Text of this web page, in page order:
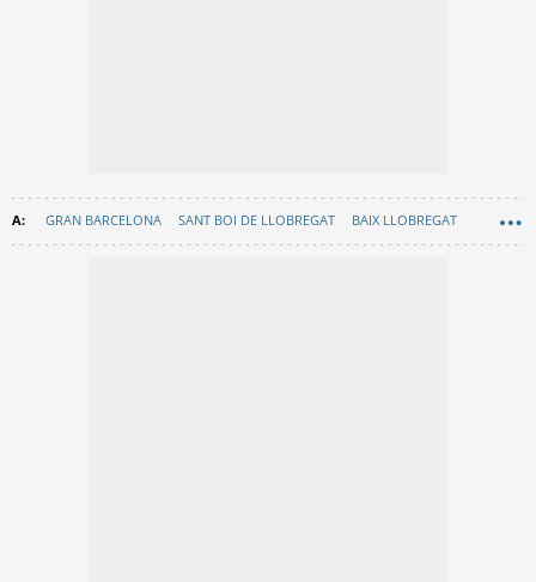
GRAN BARCELONA SANT BOI DE LLOBREGAT BAIX LLOBREGAT